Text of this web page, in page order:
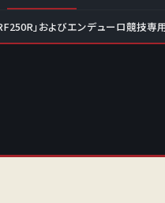
」およびエンデューロ競技専